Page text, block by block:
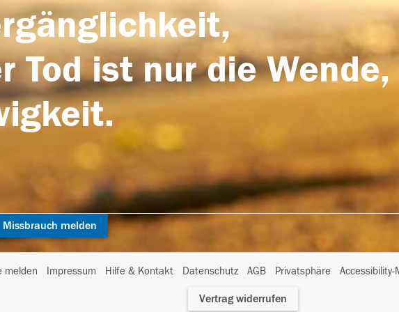
Tod ist nur die
Missbrauch melden
melden Impressum Hilfe & Kontakt Datenschutz AGB Privatsphäre
I
Vertrag widerrufen